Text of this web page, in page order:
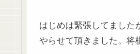
はじめは緊張してました
やらせて頂きました。将